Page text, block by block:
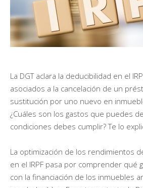
La DGT aclara la deducibilidad en el
asociados a la cancelación de un
sustitución por uno nuevo en
¿Cuáles son los gastos que puedes
condiciones debes cumplir? Te lo
La optimización de los rendimientos
en el IRPF pasa por comprender qué
con la financiación de los inmuebles